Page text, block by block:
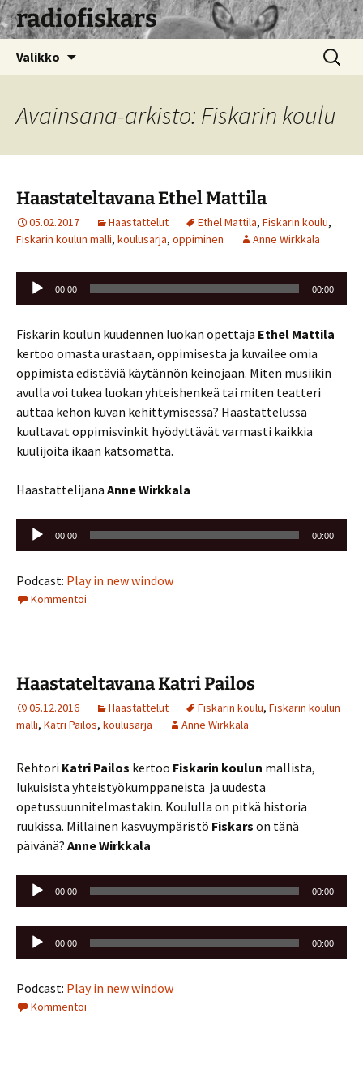
radiofiskars
Valikko Haku:
Avainsana-arkisto: Fiskarin koulu
Haastateltavana Ethel Mattila
05.02.2017 Haastattelut Ethel Mattila, Fiskarin koulu,
Fiskarin koulun malli, koulusarja, oppiminen Anne Wirkkala
Äänitoistin
00:00 00:00
Fiskarin koulun kuudennen luokan opettaja Ethel Mattila
kertoo omasta urastaan, oppimisesta ja kuvailee omia
oppimista edistäviä käytännön keinojaan. Miten musiikin
avulla voi tukea luokan yhteishenkeä tai miten teatteri
auttaa kehon kuvan kehittymisessä? Haastattelussa
kuultavat oppimisvinkit hyödyttävät varmasti kaikkia
kuulijoita ikään katsomatta.
Haastattelijana Anne Wirkkala
Äänitoistin
00:00 00:00
Podcast: Play in new window
Kommentoi
Haastateltavana Katri Pailos
05.12.2016 Haastattelut Fiskarin koulu, Fiskarin koulun
malli, Katri Pailos, koulusarja Anne Wirkkala
Rehtori Katri Pailos kertoo Fiskarin koulun mallista,
lukuisista yhteistyökumppaneista ja uudesta
opetussuunnitelmastakin. Koululla on pitkä historia
ruukissa. Millainen kasvuympäristö Fiskars on tänä
päivänä? Anne Wirkkala
Äänitoistin
00:00 00:00
Äänitoistin
00:00 00:00
Podcast: Play in new window
Kommentoi